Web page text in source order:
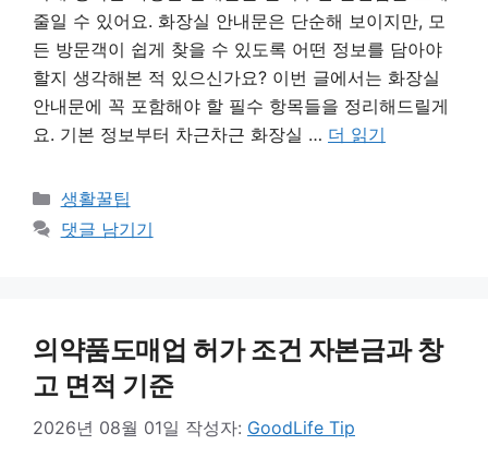
줄일 수 있어요. 화장실 안내문은 단순해 보이지만, 모
든 방문객이 쉽게 찾을 수 있도록 어떤 정보를 담아야
할지 생각해본 적 있으신가요? 이번 글에서는 화장실
안내문에 꼭 포함해야 할 필수 항목들을 정리해드릴게
요. 기본 정보부터 차근차근 화장실 … 더 읽기
카
테
생활꿀팁
댓글 남기기
의약품도매업 허가 조건 자본금과 창
고 면적 기준
2026년 08월 01일 작성자: GoodLife Tip